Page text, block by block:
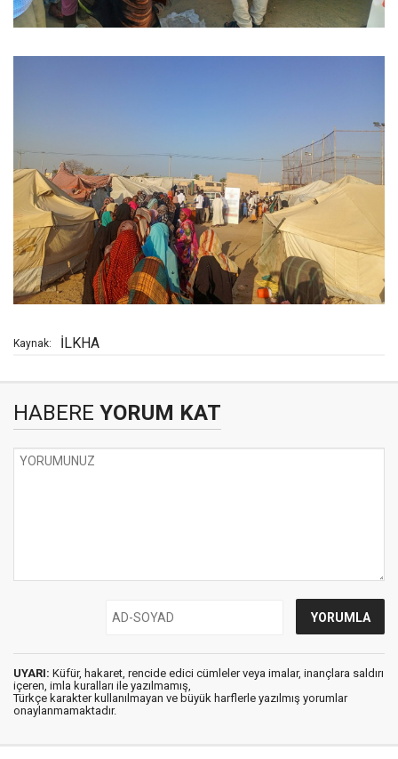
Kaynak: İLKHA
HABERE YORUM KAT
UYARI: Küfür, hakaret, rencide edici cümleler veya imalar, inançlara saldırı
içeren, imla kuralları ile yazılmamış,
Türkçe karakter kullanılmayan ve büyük harflerle yazılmış yorumlar
onaylanmamaktadır.